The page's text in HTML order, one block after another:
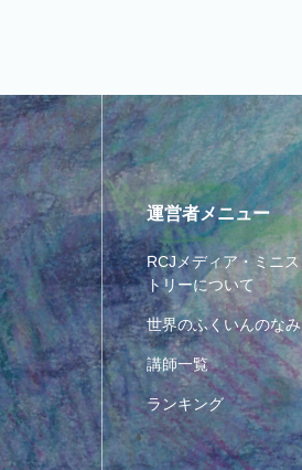
運営者メニュー
RCJメディア・ミニス
トリーについて
世界のふくいんのなみ
講師一覧
ランキング